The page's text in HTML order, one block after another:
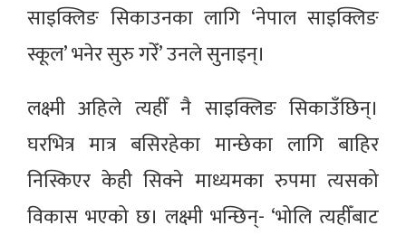
साइक्लिङ सिकाउनका लागि ‘नेपाल साइक्लिङ
स्कूल’ भनेर सुरु गरेँ’ उनले सुनाइन्।
लक्ष्मी अहिले त्यहीँ नै साइक्लिङ सिकाउँछिन्।
घरभित्र मात्र बसिरहेका मान्छेका लागि बाहिर
निस्किएर केही सिक्ने माध्यमका रुपमा त्यसको
विकास भएको छ। लक्ष्मी भन्छिन्- ‘भोलि त्यहीँबाट